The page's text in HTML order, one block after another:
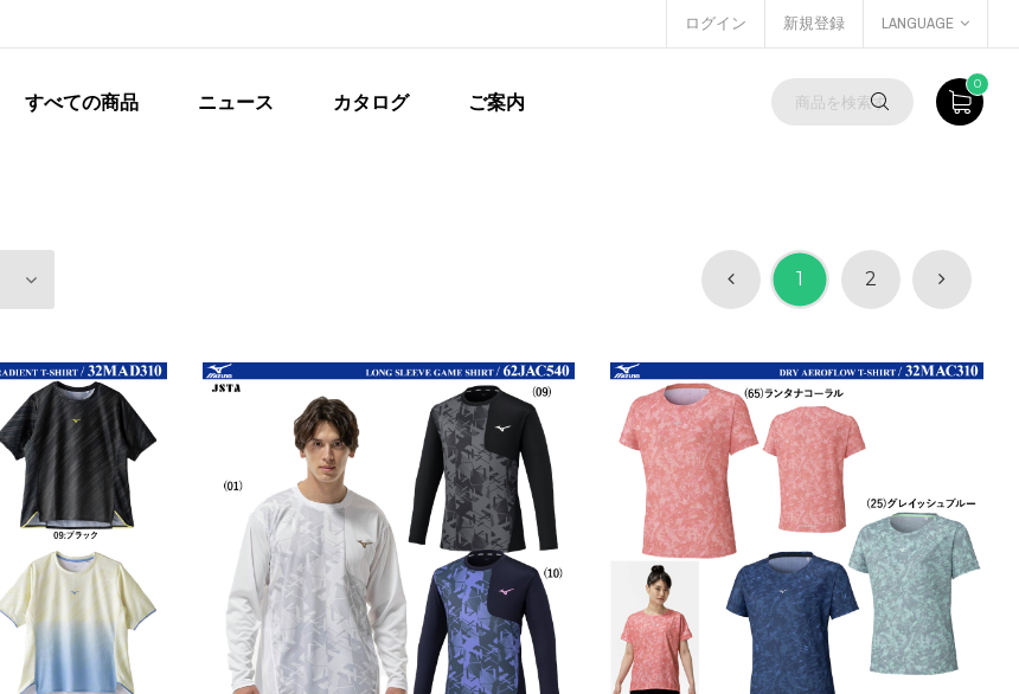
ログイン 新規登録 LANGUAGE
すべての商品 ニュース カタログ ご案内
0
1 2